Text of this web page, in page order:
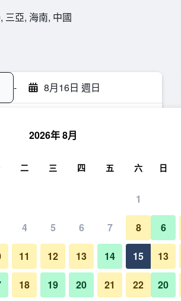
三亞, 海南, 中國
- 8月16日 週日
每晚總額
NT$1,209 查看優惠
2026年 8月
二 三 四 五 六
1
4 5 6 7 8
11 12 13 14 15
18 19 20 21 22
日
6
13
20